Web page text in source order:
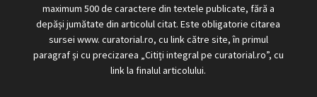
maximum 500 de caractere din textele publicate, fără a
depăși jumătate din articolul citat. Este obligatorie citarea
sursei www. curatorial.ro, cu link către site, în primul
paragraf și cu precizarea „Citiți integral pe curatorial.ro”, cu
link la finalul articolului.